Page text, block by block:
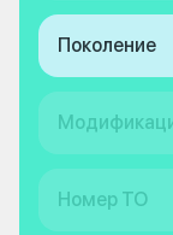
Поколение
Номер ТО